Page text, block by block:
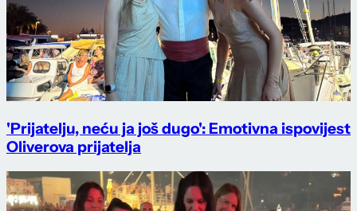
'Prijatelju, neću ja još dugo': Emotivna ispovijest
Oliverova prijatelja